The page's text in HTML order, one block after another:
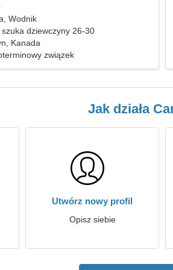
Wodnik
szuka dziewczyny 26-30
Kanada
związek
Jak działa
Utwórz nowy profil
Opisz siebie